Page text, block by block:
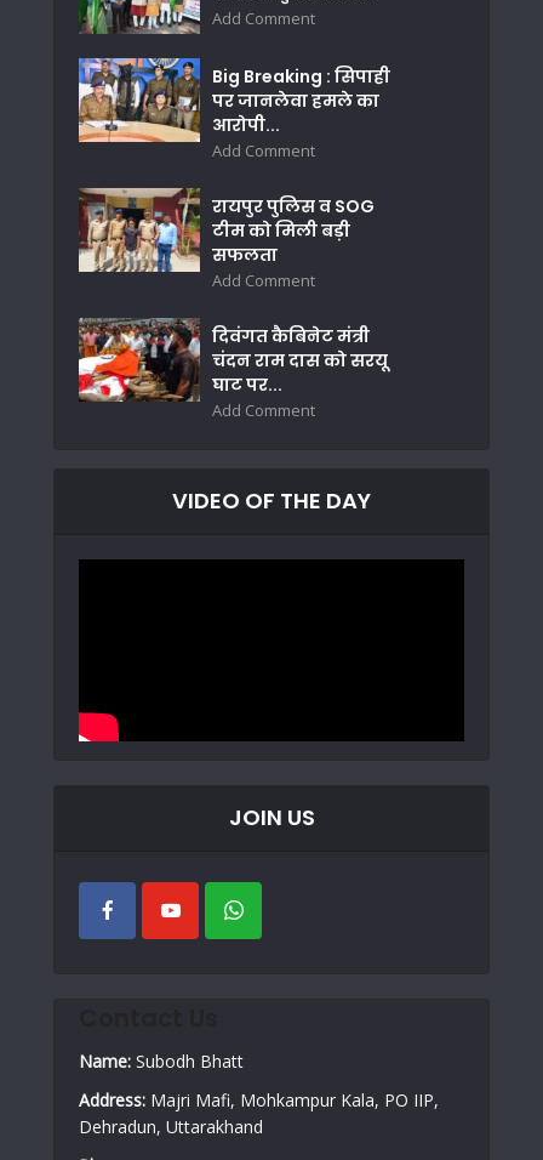
Add Comment
Big Breaking : सिपाही
पर जानलेवा हमले का
आरोपी...
Add Comment
रायपुर पुलिस व SOG
टीम को मिली बड़ी
सफलता
Add Comment
दिवंगत कैबिनेट मंत्री
चंदन राम दास को सरयू
घाट पर...
Add Comment
VIDEO OF THE DAY
JOIN US
Name: Subodh Bhatt
Address: Majri Mafi, Mohkampur Kala, PO IIP,
Dehradun, Uttarakhand